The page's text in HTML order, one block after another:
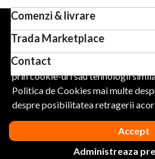
Comenzi & livrare
Trada Marketplace
Contact
URMARESTE-NE
Pentru scopuri precum afisarea
folosim module cookie sau
Accept, esti de acord sa permiti
prin cookie-uri sau tehnologii
Politica de Cookies mai multe
despre posibilitatea retragerii
Accept
Administreaza